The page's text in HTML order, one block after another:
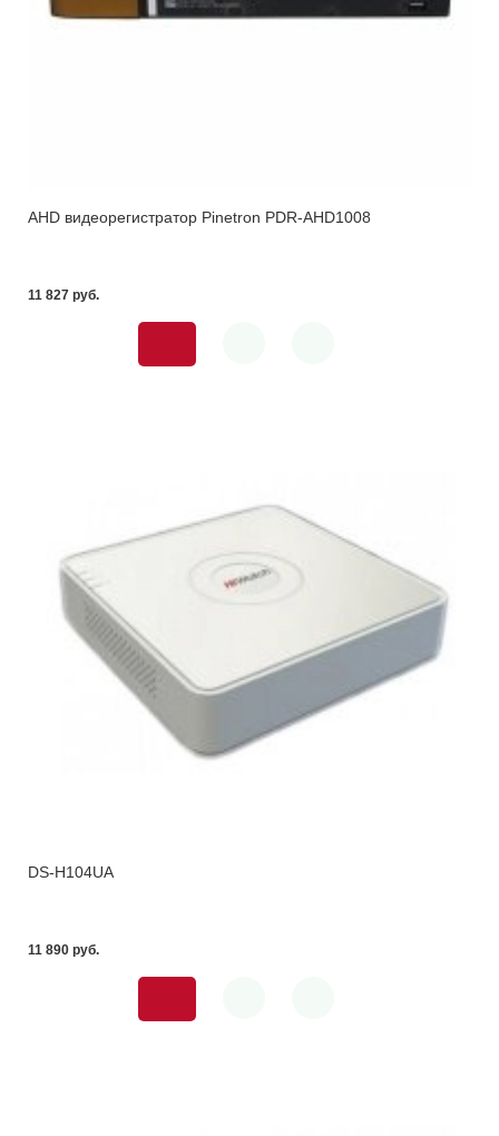
AHD видеорегистратор Pinetron PDR-AHD1008
11 827 pуб.
DS-H104UA
11 890 pуб.